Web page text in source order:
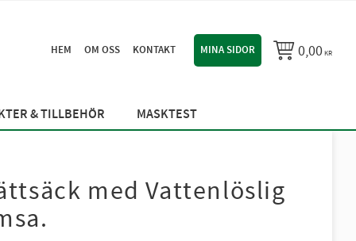
HEM OM OSS KONTAKT MINA SIDOR 0,00KR
& TILLBEHÖR MASKTEST
med Vattenlöslig